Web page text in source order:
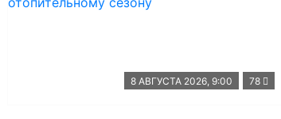
8 АВГУСТА 2026, 9:00 78